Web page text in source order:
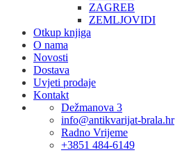
ZAGREB
ZEMLJOVIDI
Otkup knjiga
O nama
Novosti
Dostava
Uvjeti prodaje
Kontakt
Dežmanova 3
info@antikvarijat-brala.hr
Radno Vrijeme
+3851 484-6149